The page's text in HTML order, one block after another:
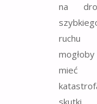
na
ruchu
mogłoby
mieć